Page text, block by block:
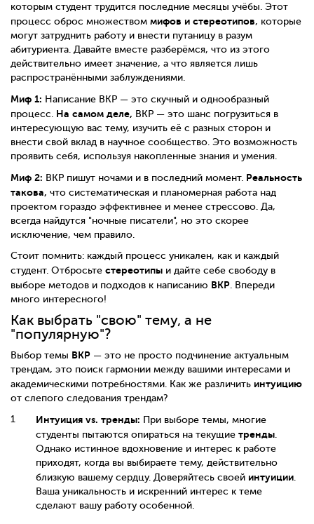
которым студент трудится последние месяцы учёбы. Этот
процесс оброс множеством мифов и стереотипов, которые
могут затруднить работу и внести путаницу в разум
абитуриента. Давайте вместе разберёмся, что из этого
действительно имеет значение, а что является лишь
распространёнными заблуждениями.
Миф 1: Написание ВКР — это скучный и однообразный
процесс. На самом деле, ВКР — это шанс погрузиться в
интересующую вас тему, изучить её с разных сторон и
внести свой вклад в научное сообщество. Это возможность
проявить себя, используя накопленные знания и умения.
Миф 2: ВКР пишут ночами и в последний момент. Реальность
такова, что систематическая и планомерная работа над
проектом гораздо эффективнее и менее стрессово. Да,
всегда найдутся "ночные писатели", но это скорее
исключение, чем правило.
Стоит помнить: каждый процесс уникален, как и каждый
студент. Отбросьте стереотипы и дайте себе свободу в
выборе методов и подходов к написанию ВКР . Впереди
много интересного!
Как выбрать "свою" тему, а не
"популярную"?
Выбор темы ВКР — это не просто подчинение актуальным
трендам, это поиск гармонии между вашими интересами и
академическими потребностями. Как же различить интуицию
от слепого следования трендам?
Интуиция vs. тренды: При выборе темы, многие
студенты пытаются опираться на текущие тренды.
Однако истинное вдохновение и интерес к работе
приходят, когда вы выбираете тему, действительно
близкую вашему сердцу. Доверяйтесь своей интуиции.
Ваша уникальность и искренний интерес к теме
сделают вашу работу особенной.